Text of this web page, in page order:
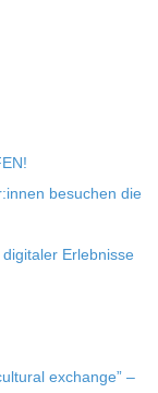
besu­chen die
Erleb­nisse
exch­ange” –